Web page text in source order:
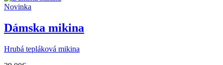
26,00€.
Novinka
Dámska mikina
Hrubá tepláková mikina